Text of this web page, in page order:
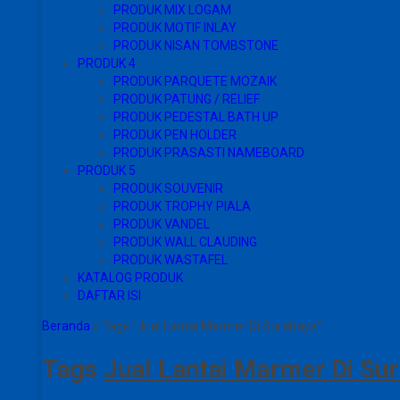
PRODUK MIX LOGAM
PRODUK MOTIF INLAY
PRODUK NISAN TOMBSTONE
PRODUK 4
PRODUK PARQUETE MOZAIK
PRODUK PATUNG / RELIEF
PRODUK PEDESTAL BATH UP
PRODUK PEN HOLDER
PRODUK PRASASTI NAMEBOARD
PRODUK 5
PRODUK SOUVENIR
PRODUK TROPHY PIALA
PRODUK VANDEL
PRODUK WALL CLAUDING
PRODUK WASTAFEL
KATALOG PRODUK
DAFTAR ISI
Beranda » Tags "Jual Lantai Marmer Di Surabaya"
Tags Jual Lantai Marmer Di